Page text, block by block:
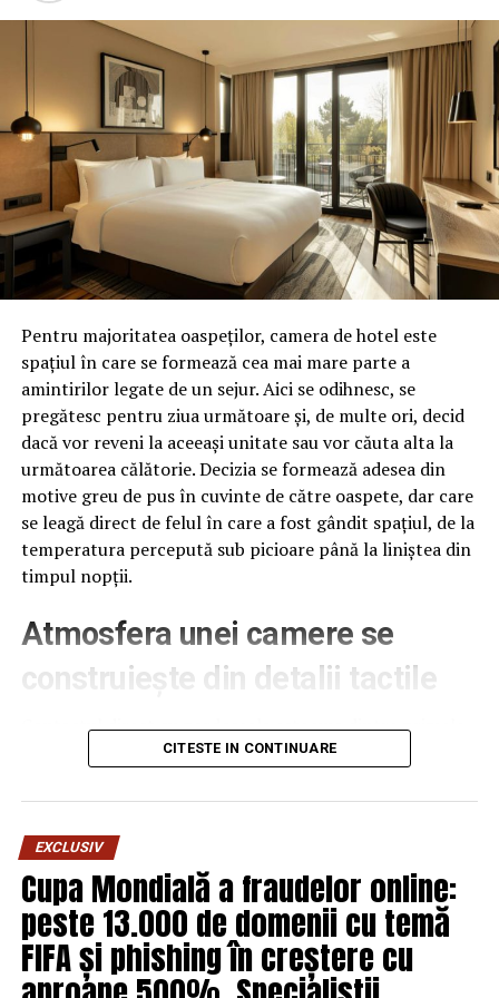
Pentru majoritatea oaspeților, camera de hotel este
spațiul în care se formează cea mai mare parte a
amintirilor legate de un sejur. Aici se odihnesc, se
pregătesc pentru ziua următoare și, de multe ori, decid
dacă vor reveni la aceeași unitate sau vor căuta alta la
următoarea călătorie. Decizia se formează adesea din
motive greu de pus în cuvinte de către oaspete, dar care
se leagă direct de felul în care a fost gândit spațiul, de la
temperatura percepută sub picioare până la liniștea din
timpul nopții.
Atmosfera unei camere se
construiește din detalii tactile
Contactul direct cu pardoseala este una dintre primele
senzații fizice pe care le are un oaspete atunci când
pe drum, seara târziu. Textura și moliciunea potrivite,
oferite democheta hotel
care este percepută o cameră, chiar dacă restul
mobilierului rămâne identic de la o unitate la alta din
același lanț hotelier internațional.
Dincolo de senzația tactilă, pardoseala influențează și
percepția termică a spațiului. O cameră cu suprafețe reci
CITESTE IN CONTINUARE
EXCLUSIV
Cupa Mondială a fraudelor online:
peste 13.000 de domenii cu temă
FIFA și phishing în creștere cu